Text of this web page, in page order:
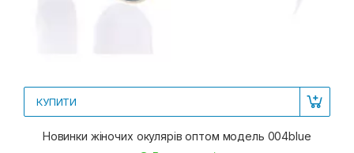
КУПИТИ
Новинки жіночих окулярів оптом модель 004blue